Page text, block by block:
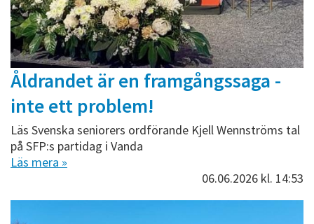
Åldrandet är en framgångssaga -
inte ett problem!
Läs Svenska seniorers ordförande Kjell Wennströms tal
på SFP:s partidag i Vanda
Läs mera »
06.06.2026 kl. 14:53